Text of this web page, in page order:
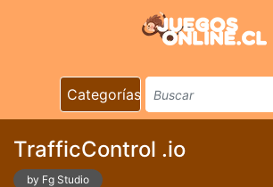
Categorías
TrafficControl .io
by Fg Studio